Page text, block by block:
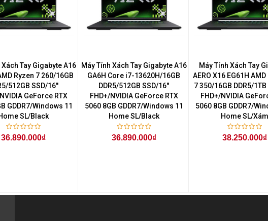
Tay Gigabyte A16
Ryzen 7 260/16GB
512GB SSD/16''
GeForce RTX
GDDR7/Windows 11
SL/Black
36.890.000₫
Máy Tính Xách Tay Gigabyte A16
GA6H Core i7-13620H/16GB
DDR5/512GB SSD/16''
FHD+/NVIDIA GeForce RTX
5060 8GB GDDR7/Windows 11
Home SL/Black
36.890.000₫
Máy Tính Xách Tay
AERO X16 EG61H
7 350/16GB DDR5/
FHD+/NVIDIA
5060 8GB GDDR7/
Home SL/Xám
38.250.000₫